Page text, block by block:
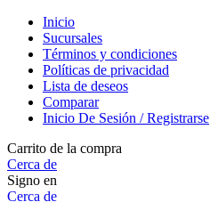
Inicio
Sucursales
Términos y condiciones
Políticas de privacidad
Lista de deseos
Comparar
Inicio De Sesión / Registrarse
Carrito de la compra
Cerca de
Signo en
Cerca de